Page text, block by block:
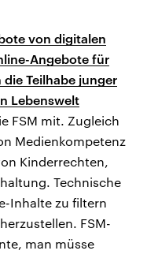
von digitalen
Angebote für
Teilhabe junger
Lebenswelt
FSM mit. Zugleich
Medienkompetenz
Kinderrechten,
Technische
Inhalte zu filtern
FSM-
man müsse